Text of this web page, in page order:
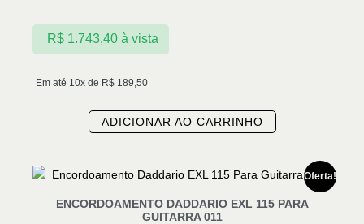
Em até 10x de R$ 189,50
R$1.743,40 à vista
ADICIONAR AO CARRINHO
Oferta!
ENCORDOAMENTO DADDARIO EXL 115 PARA
GUITARRA 011